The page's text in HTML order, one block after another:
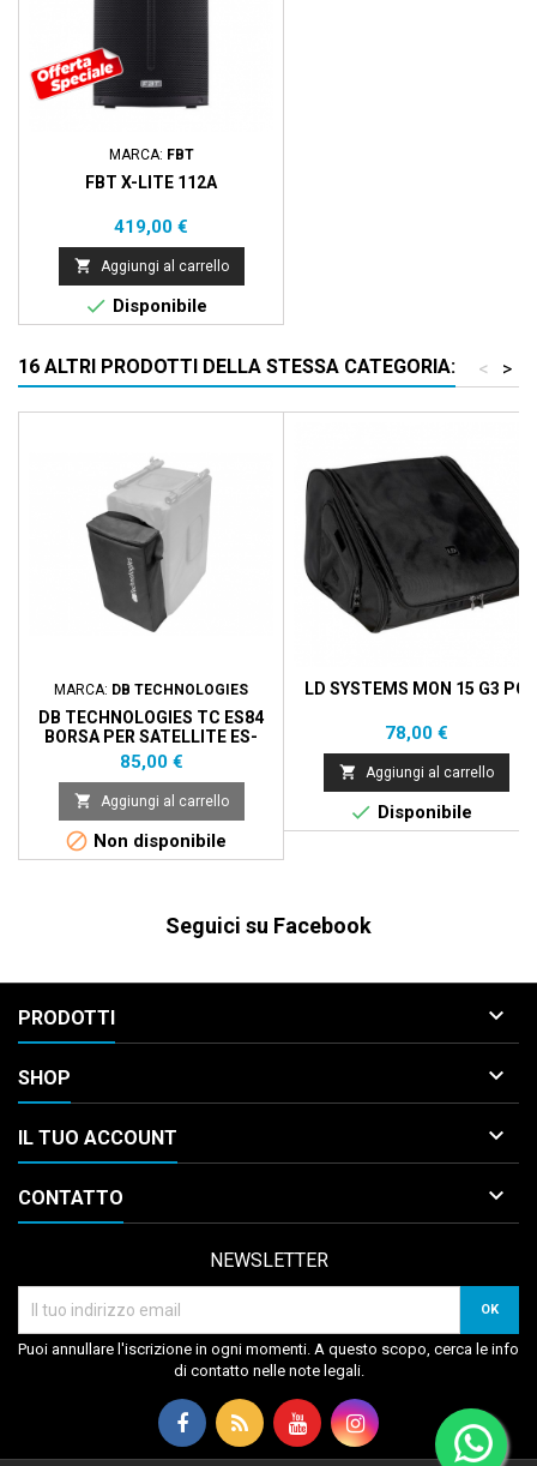
MARCA: FBT
FBT X-LITE 112A
Prezzo
419,00 €
 Aggiungi al carrello
 Disponibile
16 ALTRI PRODOTTI DELLA STESSA CATEGORIA: >
<
MARCA: DB TECHNOLOGIES
DB TECHNOLOGIES TC ES84
BORSA PER SATELLITE ES-
1002
Prezzo
85,00 €
 Aggiungi al carrello
 Non disponibile
LD SYSTEMS MON 15 G3 PC
Prezzo
78,00 €
 Aggiungi al carrello
 Disponibile
Seguici su Facebook
PRODOTTI 
SHOP 
IL TUO ACCOUNT 
CONTATTO 
NEWSLETTER
Puoi annullare l'iscrizione in ogni momenti. A questo scopo, cerca le info
di contatto nelle note legali.